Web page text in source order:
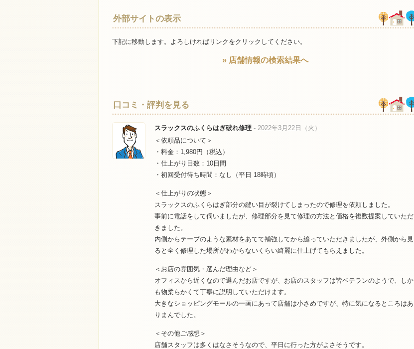
外部サイトの表示
下記に移動します。よろしければリンクをクリックしてください。
» 店舗情報の検索結果へ
口コミ・評判を見る
スラックスのふくらはぎ破れ修理 - 2022年3月22日（火）
＜依頼品について＞
・料金：1,980円（税込）
・仕上がり日数：10日間
・初回受付待ち時間：なし（平日 18時頃）
＜仕上がりの状態＞
スラックスのふくらはぎ部分の縫い目が裂けてしまったので修理を依頼しました。
事前に電話をして伺いましたが、修理部分を見て修理の方法と価格を複数提案していただ
きました。
内側からテープのような素材をあてて補強してから縫っていただきましたが、外側から見
ると全く修理した場所がわからないくらい綺麗に仕上げてもらえました。
＜お店の雰囲気・選んだ理由など＞
オフィスから近くなので選んだお店ですが、お店のスタッフは皆ベテランのようで、しか
も物柔らかくて丁寧に説明していただけます。
大きなショッピングモールの一画にあって店舗は小さめですが、特に気になるところはあ
りまんでした。
＜その他ご感想＞
店舗スタッフは多くはなさそうなので、平日に行った方がよさそうです。